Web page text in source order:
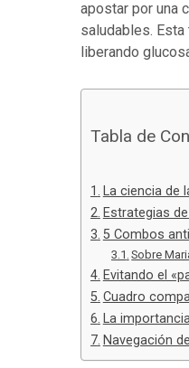
apostar por una
saludables.
liberando
Tabla de
La ciencia de
Estrategias
5 Combos
Sobre
Evitando el
Cuadro
La
Navegación